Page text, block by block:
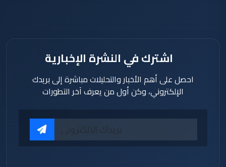
اشترك في النشرة الإخبارية
احصل على أهم الأخبار والتحليلات مباشرة إلى بريدك
الإلكتروني، وكن أول من يعرف آخر التطورات